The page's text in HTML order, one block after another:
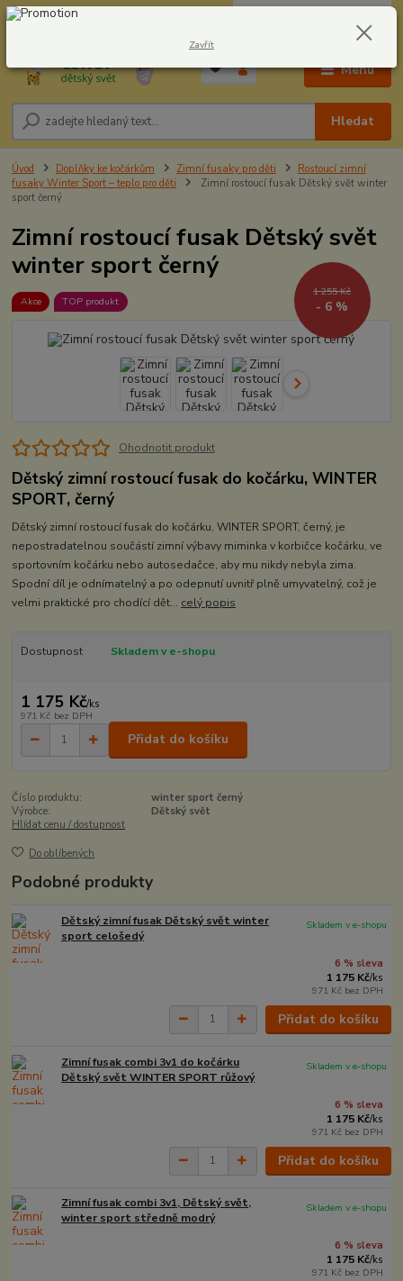
Menu
Hledat
604278943 0,00 Kč
Úvod Doplňky ke kočárkům Zimní fusaky pro děti
Rostoucí zimní
fusaky Winter Sport – teplo pro děti
Zimní rostoucí fusak Dětský svět winter
sport černý
Zimní rostoucí fusak Dětský svět
winter sport černý
Akce TOP produkt
1 255 Kč
- 6 %
Ohodnotit produkt
Dětský zimní rostoucí fusak do kočárku, WINTER
SPORT, černý
Dětský zimní rostoucí fusak do kočárku, WINTER SPORT, černý, je
nepostradatelnou součástí zimní výbavy miminka v korbičce kočárku, ve
sportovním kočárku nebo autosedačce, aby mu nikdy nebyla zima.
Spodní díl je odnímatelný a po odepnutí uvnitř plně umyvatelný, což je
velmi praktické pro chodící dět... celý popis
Dostupnost Skladem v e-shopu
1 175 Kč/ks
971 Kč bez DPH
Přidat do košíku
Číslo produktu:
winter sport černý
Výrobce:
Dětský svět
Hlídat cenu / dostupnost
Do oblíbených
Podobné produkty
Dětský zimní fusak Dětský svět winter
sport celošedý
6 % sleva
1 175 Kč/ks
971 Kč bez DPH
Skladem v e-shopu
Přidat do košíku
Zimní fusak combi 3v1 do kočárku
Dětský svět WINTER SPORT růžový
6 % sleva
1 175 Kč/ks
971 Kč bez DPH
Skladem v e-shopu
Přidat do košíku
Zimní fusak combi 3v1, Dětský svět,
winter sport středně modrý
6 % sleva
1 175 Kč/ks
971 Kč bez DPH
Skladem v e-shopu
Zavřít